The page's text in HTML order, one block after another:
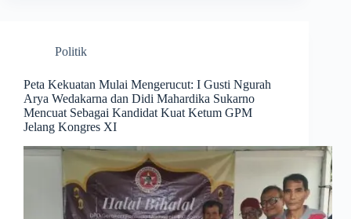
Politik
Peta Kekuatan Mulai Mengerucut: I Gusti Ngurah
Arya Wedakarna dan Didi Mahardika Sukarno
Mencuat Sebagai Kandidat Kuat Ketum GPM
Jelang Kongres XI